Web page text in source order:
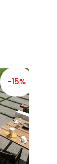
-15%